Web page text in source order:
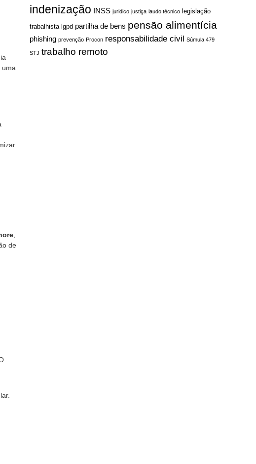
uma
de
indenização INSS juridico justiça laudo técnico legislação
trabalhista lgpd partilha de bens pensão alimentícia
phishing prevenção Procon responsabilidade civil Súmula 479
STJ trabalho remoto